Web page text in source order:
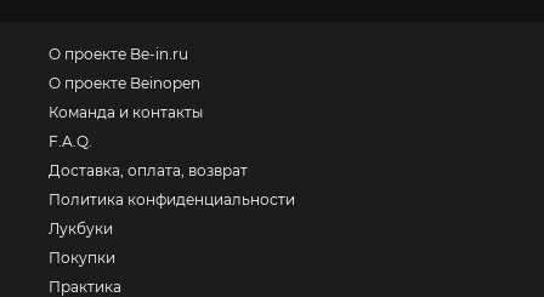
О проекте Be-in.ru
О проекте Beinopen
Команда и контакты
F.A.Q.
Доставка, оплата, возврат
Политика конфиденциальности
Лукбуки
Покупки
Практика